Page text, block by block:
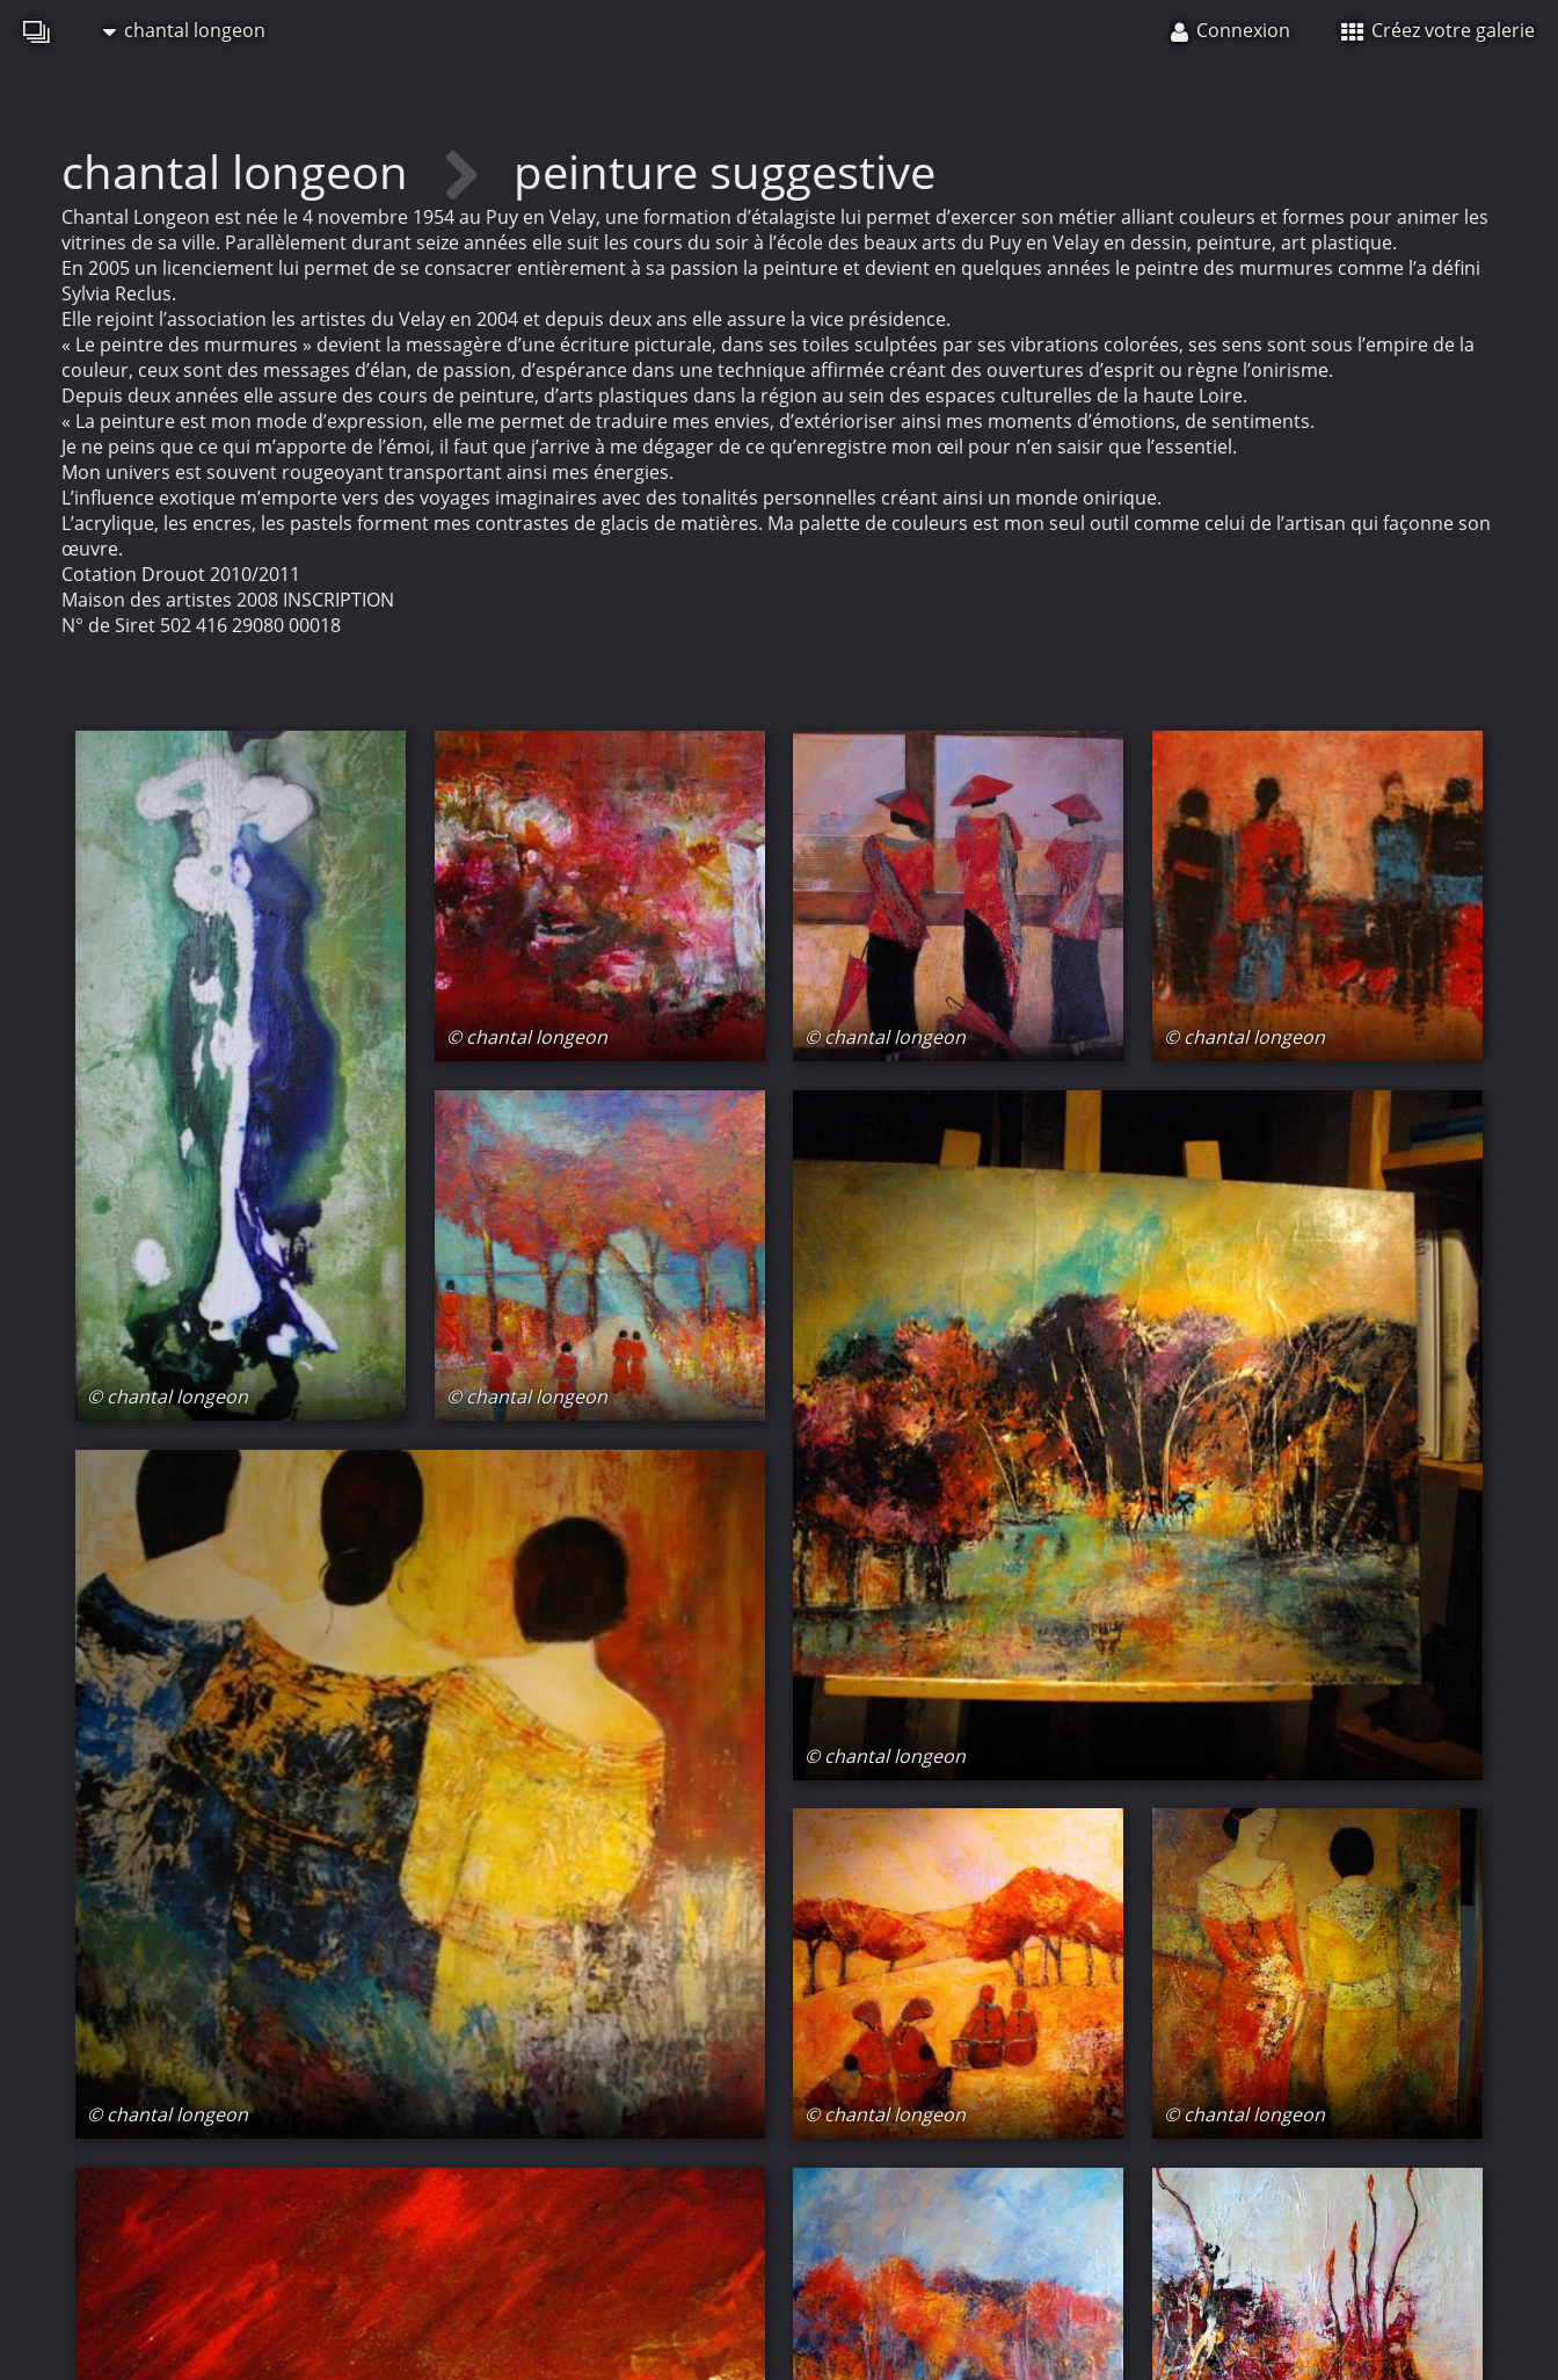
chantal longeon Connexion Créez votre galerie
chantal longeon peinture suggestive
Chantal Longeon est née le 4 novembre 1954 au Puy en Velay, une formation d’étalagiste lui permet d’exercer son métier alliant couleurs et formes pour animer les
vitrines de sa ville. Parallèlement durant seize années elle suit les cours du soir à l’école des beaux arts du Puy en Velay en dessin, peinture, art plastique.
En 2005 un licenciement lui permet de se consacrer entièrement à sa passion la peinture et devient en quelques années le peintre des murmures comme l’a défini
Sylvia Reclus.
Elle rejoint l’association les artistes du Velay en 2004 et depuis deux ans elle assure la vice présidence.
« Le peintre des murmures » devient la messagère d’une écriture picturale, dans ses toiles sculptées par ses vibrations colorées, ses sens sont sous l’empire de la
couleur, ceux sont des messages d’élan, de passion, d’espérance dans une technique affirmée créant des ouvertures d’esprit ou règne l’onirisme.
Depuis deux années elle assure des cours de peinture, d’arts plastiques dans la région au sein des espaces culturelles de la haute Loire.
« La peinture est mon mode d’expression, elle me permet de traduire mes envies, d’extérioriser ainsi mes moments d’émotions, de sentiments.
Je ne peins que ce qui m’apporte de l’émoi, il faut que j’arrive à me dégager de ce qu’enregistre mon œil pour n’en saisir que l’essentiel.
Mon univers est souvent rougeoyant transportant ainsi mes énergies.
L’influence exotique m’emporte vers des voyages imaginaires avec des tonalités personnelles créant ainsi un monde onirique.
L’acrylique, les encres, les pastels forment mes contrastes de glacis de matières. Ma palette de couleurs est mon seul outil comme celui de l’artisan qui façonne son
œuvre.
Cotation Drouot 2010/2011
Maison des artistes 2008 INSCRIPTION
N° de Siret 502 416 29080 00018
© chantal longeon
© chantal longeon © chantal longeon © chantal longeon
© chantal longeon
© chantal longeon
© chantal longeon © chantal longeon
© chantal longeon